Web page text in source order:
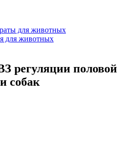
для животных
для животных
регуляции половой
собак